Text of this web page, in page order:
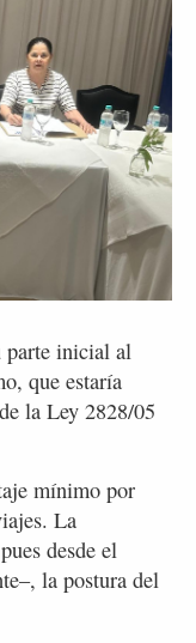
parte inicial al
que estaría
la Ley 2828/05
mínimo por
La
desde el
la postura del